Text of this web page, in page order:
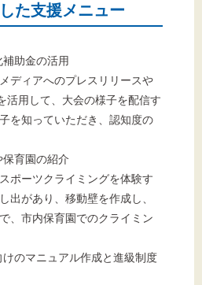
た支援メニュー
助金の活用
ディアへのプレスリリースや
活用して、大会の様子を配信す
を知っていただき、認知度の
育園の紹介
ポーツクライミングを体験す
出があり、移動壁を作成し、
、市内保育園でのクライミン
のマニュアル作成と進級制度